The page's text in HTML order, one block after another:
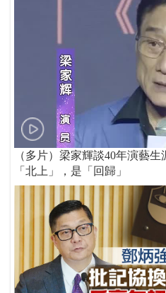
（多片）梁家輝談40年演藝
「北上」，是「回歸」